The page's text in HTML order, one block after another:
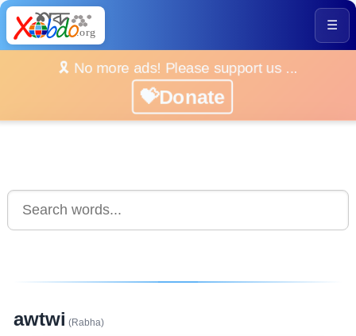
☰
🎗️ No more ads! Please support us ...
💝Donate
awtwi (Rabha)